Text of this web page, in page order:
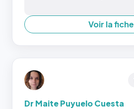
Voir la fiche
Dr Maite Puyuelo Cuesta